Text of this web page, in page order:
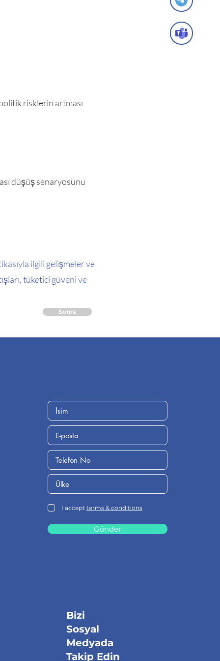
risklerin artması
düşüş senaryosunu
ilgili gelişmeler ve
tüketici güveni ve
Sonra
I accept terms & conditions
Gönder
Bizi
Sosyal
Medyada
Takip Edin